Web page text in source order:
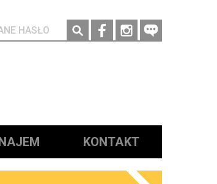
Social media
KONTAKT